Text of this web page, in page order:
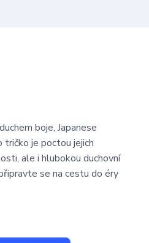
boje, Japanese
tričko je poctou jejich
ale i hlubokou duchovní
se na cestu do éry